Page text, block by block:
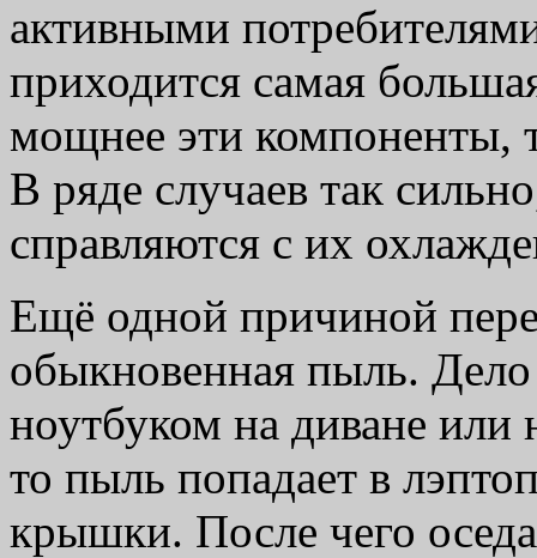
активными
приходится самая
мощнее эти компоненты,
В ряде случаев так
справляются с их
Ещё одной причиной
обыкновенная пыль. Дело
ноутбуком на диване или
то пыль попадает в
крышки. После чего